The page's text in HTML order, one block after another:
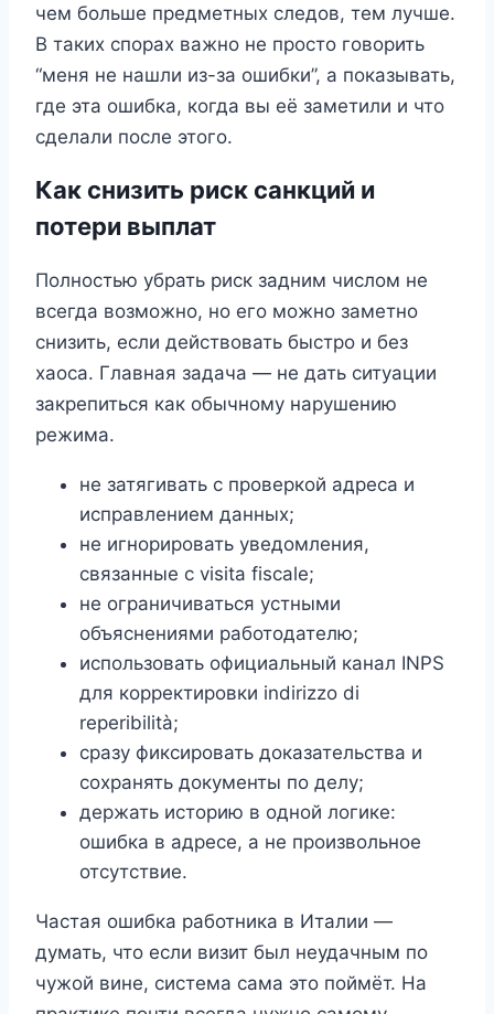
чем больше предметных следов, тем лучше.
В таких спорах важно не просто говорить
“меня не нашли из-за ошибки”, а показывать,
где эта ошибка, когда вы её заметили и что
сделали после этого.
Как снизить риск санкций и
потери выплат
Полностью убрать риск задним числом не
всегда возможно, но его можно заметно
снизить, если действовать быстро и без
хаоса. Главная задача — не дать ситуации
закрепиться как обычному нарушению
режима.
не затягивать с проверкой адреса и
исправлением данных;
не игнорировать уведомления,
связанные с visita fiscale;
не ограничиваться устными
объяснениями работодателю;
использовать официальный канал INPS
для корректировки indirizzo di
reperibilità;
сразу фиксировать доказательства и
сохранять документы по делу;
держать историю в одной логике:
ошибка в адресе, а не произвольное
отсутствие.
Частая ошибка работника в Италии —
думать, что если визит был неудачным по
чужой вине, система сама это поймёт. На